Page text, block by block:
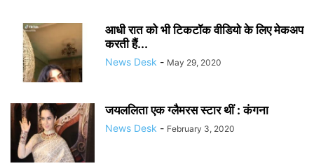
आधी रात को भी टिकटॉक वीडियो के लिए मेकअप
करती हैं...
News Desk - May 29, 2020
जयललिता एक ग्लैमरस स्टार थीं : कंगना
News Desk - February 3, 2020